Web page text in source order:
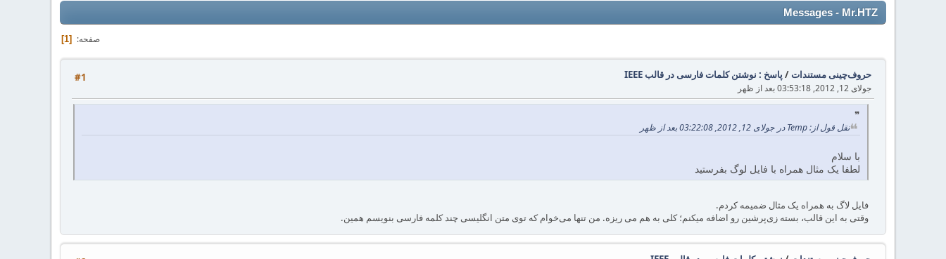
Messages - Mr.HTZ
صفحه 1
#1 حروف‌چینی مستندات/ پاسخ : نوشتن کلمات فارسی در قالب IEEE
جولای 12, 2012, 03:53:18 بعد از ظهر
نقل قول از: Temp در جولای 12, 2012, 03:22:08 بعد از ظهر
با سلام
لطفا یک مثال همراه با فایل لوگ بفرستید
فایل لاگ به همراه یک مثال ضمیمه کردم.
وقتی به این قالب، بسته زی‌پرشین رو اضافه میکنم؛ کلی به هم می ریزه. من تنها می‌خوام که توی متن انگلیسی چند کلمه فارسی بنویسم همین.